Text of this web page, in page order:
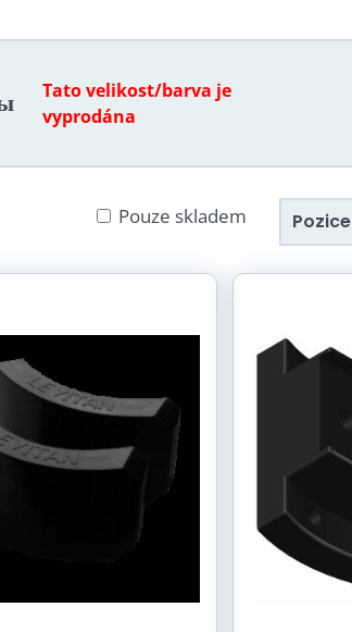
Tato velikost/barva je
vyprodána
Pozice
Pouze skladem